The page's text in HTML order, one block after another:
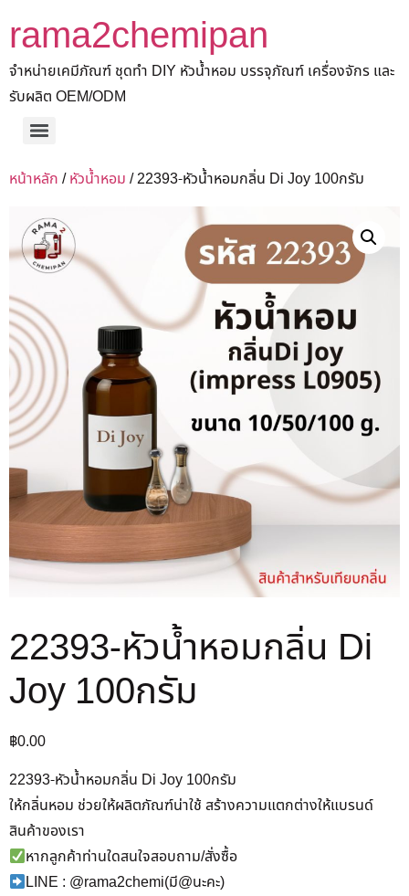
rama2chemipan
จำหน่ายเคมีภัณฑ์ ชุดทำ DIY หัวน้ำหอม บรรจุภัณฑ์ เครื่องจักร และ
รับผลิต OEM/ODM
หน้าหลัก /หัวน้ำหอม / 22393-หัวน้ำหอมกลิ่น Di Joy 100กรัม
22393-หัวน้ำหอมกลิ่น Di
Joy 100กรัม
฿0.00
22393-หัวน้ำหอมกลิ่น Di Joy 100กรัม
ให้กลิ่นหอม ช่วยให้ผลิตภัณฑ์น่าใช้ สร้างความแตกต่างให้แบรนด์
สินค้าของเรา
หากลูกค้าท่านใดสนใจสอบถาม/สั่งซื้อ
LINE : @rama2chemi(มี@นะคะ)